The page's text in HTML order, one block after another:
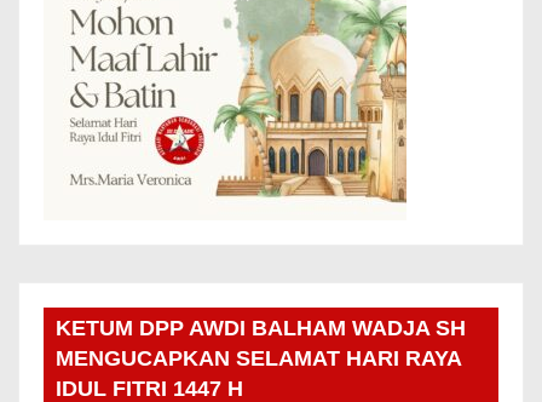
KETUM DPP AWDI BALHAM WADJA SH
MENGUCAPKAN SELAMAT HARI RAYA
IDUL FITRI 1447 H